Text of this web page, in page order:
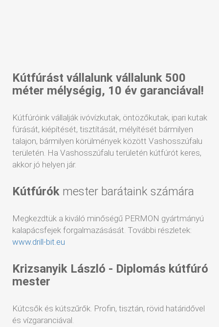
Kútfúrást vállalunk vállalunk 500
méter mélységig, 10 év garanciával!
Kútfúróink vállalják ivóvízkutak, öntözőkutak, ipari kutak
fúrását, kiépítését, tisztítását, mélyítését bármilyen
talajon, bármilyen körülmények között Vashosszúfalu
területén. Ha Vashosszúfalu területén kútfúrót keres,
akkor jó helyen jár.
Kútfúrók mester barátaink számára
Megkezdtük a kiváló minőségű PERMON gyártmányú
kalapácsfejek forgalmazásását. További részletek:
www.drill-bit.eu
Krizsanyik László - Diplomás kútfúró
mester
Kútcsők és kútszűrők. Profin, tisztán, rövid határidővel
és vízgaranciával.